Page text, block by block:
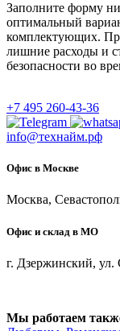
Заполните форму
оптимальный
комплектующих.
лишние расходы и
безопасности во
+7 495 260-43-36
info@технайм.рф
Офис в Москве
Москва,
Офис и склад в МО
г. Дзержинский, ул.
Мы работаем